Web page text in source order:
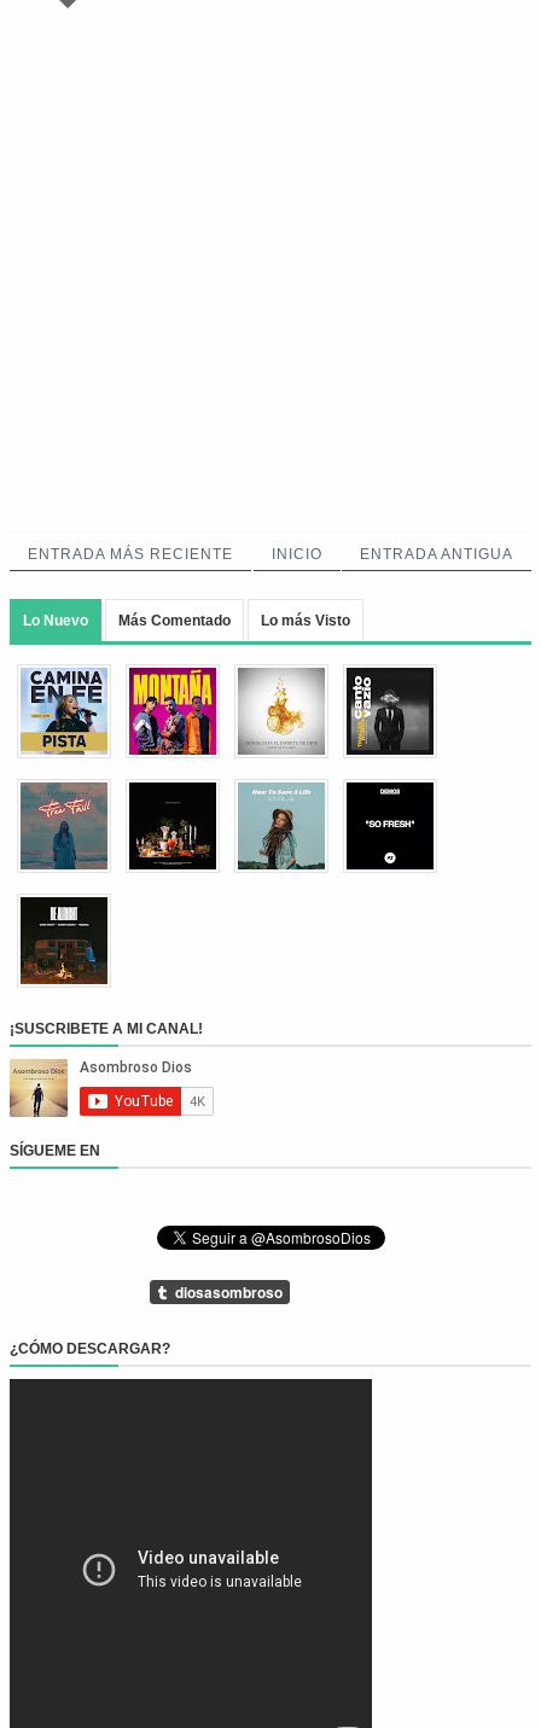
ENTRADA MÁS RECIENTE ENTRADA ANTIGUA
INICIO
Lo Nuevo Más Comentado Lo más Visto
¡SUSCRIBETE A MI CANAL!
SÍGUEME EN
¿CÓMO DESCARGAR?